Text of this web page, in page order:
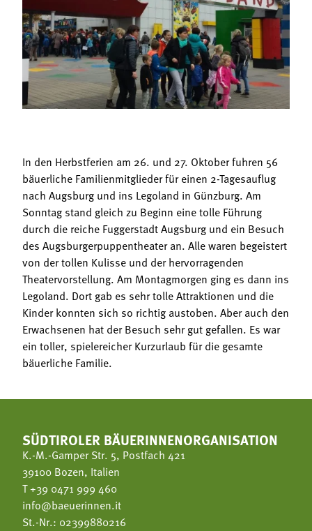
Mitgliedschaft
Landessekretariat
Bäuerliche Buffets
Hofgeschichten
In den Herbstferien am 26. und 27. Oktober fuhren 56
bäuerliche Familienmitglieder für einen 2-Tagesauflug
nach Augsburg und ins Legoland in Günzburg. Am
Sonntag stand gleich zu Beginn eine tolle Führung
durch die reiche Fuggerstadt Augsburg und ein Besuch
des Augsburgerpuppentheater an. Alle waren begeistert
von der tollen Kulisse und der hervorragenden
Theatervorstellung. Am Montagmorgen ging es dann ins
Legoland. Dort gab es sehr tolle Attraktionen und die
Kinder konnten sich so richtig austoben. Aber auch den
Erwachsenen hat der Besuch sehr gut gefallen. Es war
ein toller, spielereicher Kurzurlaub für die gesamte
bäuerliche Familie.
SÜDTIROLER BÄUERINNENORGANISATION
K.-M.-Gamper Str. 5, Postfach 421
39100 Bozen, Italien
T+39 0471 999 460
info@baeuerinnen.it
St.-Nr.: 02399880216